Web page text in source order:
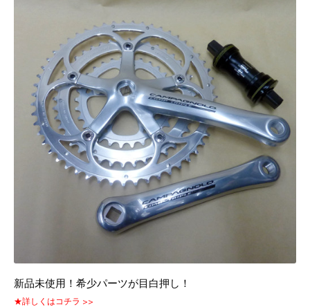
新品未使用！希少パーツが目白押し！
★詳しくはコチラ >>